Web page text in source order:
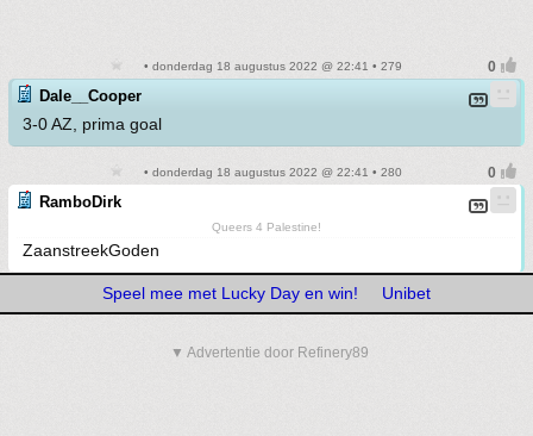
• donderdag 18 augustus 2022 @ 22:41 • 279
Dale__Cooper
3-0 AZ, prima goal
• donderdag 18 augustus 2022 @ 22:41 • 280
RamboDirk
Queers 4 Palestine!
ZaanstreekGoden
Speel mee met Lucky Day en win! Unibet
▼ Advertentie door Refinery89